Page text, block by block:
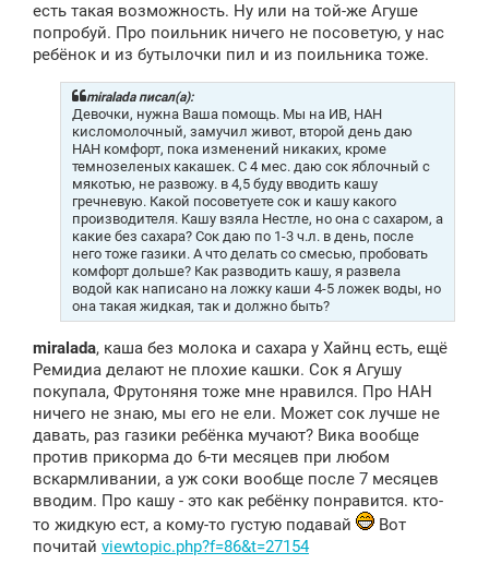
есть такая возможность. Ну или на той-же Агуше
попробуй. Про поильник ничего не посоветую, у нас
ребёнок и из бутылочки пил и из поильника тоже.
miralada писал(а):
Девочки, нужна Ваша помощь. Мы на ИВ, НАН
кисломолочный, замучил живот, второй день даю
НАН комфорт, пока изменений никаких, кроме
темнозеленых какашек. С 4 мес. даю сок яблочный с
мякотью, не развожу. в 4,5 буду вводить кашу
гречневую. Какой посоветуете сок и кашу какого
производителя. Кашу взяла Нестле, но она с сахаром, а
какие без сахара? Сок даю по 1-3 ч.л. в день, после
него тоже газики. А что делать со смесью, пробовать
комфорт дольше? Как разводить кашу, я развела
водой как написано на ложку каши 4-5 ложек воды, но
она такая жидкая, так и должно быть?
miralada, каша без молока и сахара у Хайнц есть, ещё
Ремидиа делают не плохие кашки. Сок я Агушу
покупала, Фрутоняня тоже мне нравился. Про НАН
ничего не знаю, мы его не ели. Может сок лучше не
давать, раз газики ребёнка мучают? Вика вообще
против прикорма до 6-ти месяцев при любом
вскармливании, а уж соки вообще после 7 месяцев
вводим. Про кашу - это как ребёнку понравится. кто-
то жидкую ест, а кому-то густую подавай
Вот
почитай viewtopic.php?f=86&t=27154